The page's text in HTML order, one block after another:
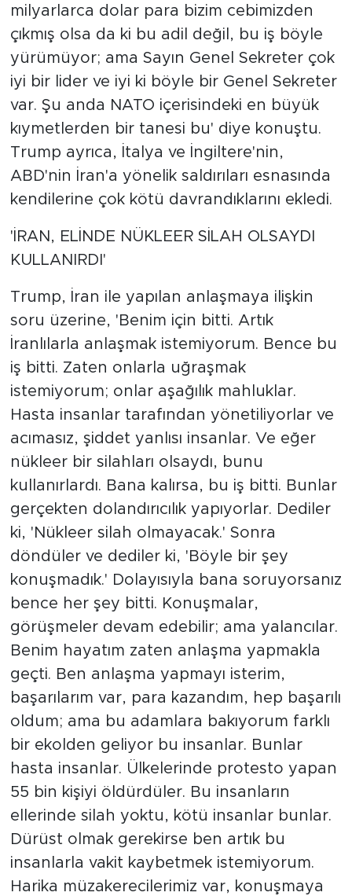
milyarlarca dolar para bizim cebimizden
çıkmış olsa da ki bu adil değil, bu iş böyle
yürümüyor; ama Sayın Genel Sekreter çok
iyi bir lider ve iyi ki böyle bir Genel Sekreter
var. Şu anda NATO içerisindeki en büyük
kıymetlerden bir tanesi bu' diye konuştu.
Trump ayrıca, İtalya ve İngiltere'nin,
ABD'nin İran'a yönelik saldırıları esnasında
kendilerine çok kötü davrandıklarını ekledi.
'İRAN, ELİNDE NÜKLEER SİLAH OLSAYDI
KULLANIRDI'
Trump, İran ile yapılan anlaşmaya ilişkin
soru üzerine, 'Benim için bitti. Artık
İranlılarla anlaşmak istemiyorum. Bence bu
iş bitti. Zaten onlarla uğraşmak
istemiyorum; onlar aşağılık mahluklar.
Hasta insanlar tarafından yönetiliyorlar ve
acımasız, şiddet yanlısı insanlar. Ve eğer
nükleer bir silahları olsaydı, bunu
kullanırlardı. Bana kalırsa, bu iş bitti. Bunlar
gerçekten dolandırıcılık yapıyorlar. Dediler
ki, 'Nükleer silah olmayacak.' Sonra
döndüler ve dediler ki, 'Böyle bir şey
konuşmadık.' Dolayısıyla bana soruyorsanız
bence her şey bitti. Konuşmalar,
görüşmeler devam edebilir; ama yalancılar.
Benim hayatım zaten anlaşma yapmakla
geçti. Ben anlaşma yapmayı isterim,
başarılarım var, para kazandım, hep başarılı
oldum; ama bu adamlara bakıyorum farklı
bir ekolden geliyor bu insanlar. Bunlar
hasta insanlar. Ülkelerinde protesto yapan
55 bin kişiyi öldürdüler. Bu insanların
ellerinde silah yoktu, kötü insanlar bunlar.
Dürüst olmak gerekirse ben artık bu
insanlarla vakit kaybetmek istemiyorum.
Harika müzakerecilerimiz var, konuşmaya